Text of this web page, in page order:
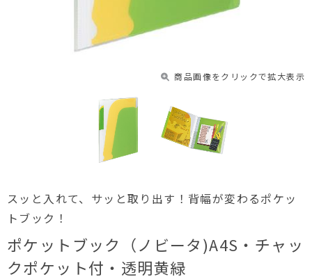
商品画像をクリックで拡大表示
スッと入れて、サッと取り出す！背幅が変わるポケッ
トブック！
ポケットブック（ノビータ)A4S・チャッ
クポケット付・透明黄緑